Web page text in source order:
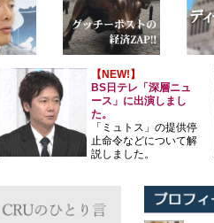
【NEW!】
BS日テレ「深層ニュ
ース」に出演しまし
た。
「ミュトス」の提供停
止命令などについて解
説しました。